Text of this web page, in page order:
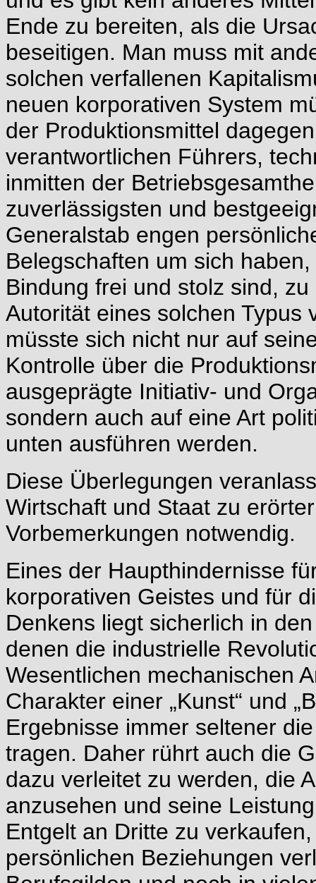
Ende zu bereiten, als die
beseitigen. Man muss mit
solchen verfallenen
neuen korporativen System
der Produktionsmittel
verantwortlichen Führers,
inmitten der
zuverlässigsten und
Generalstab engen
Belegschaften um sich
Bindung frei und stolz sind,
Autorität eines solchen Typus
müsste sich nicht nur auf
Kontrolle über die
ausgeprägte Initiativ- und
sondern auch auf eine Art
unten ausführen werden.
Diese Überlegungen
Wirtschaft und Staat zu
Vorbemerkungen notwendig.
Eines der Haupthindernisse
korporativen Geistes und für
Denkens liegt sicherlich in
denen die industrielle
Wesentlichen mechanischen
Charakter einer „Kunst“ und
Ergebnisse immer seltener
tragen. Daher rührt auch die
dazu verleitet zu werden, die
anzusehen und seine
Entgelt an Dritte zu
persönlichen Beziehungen